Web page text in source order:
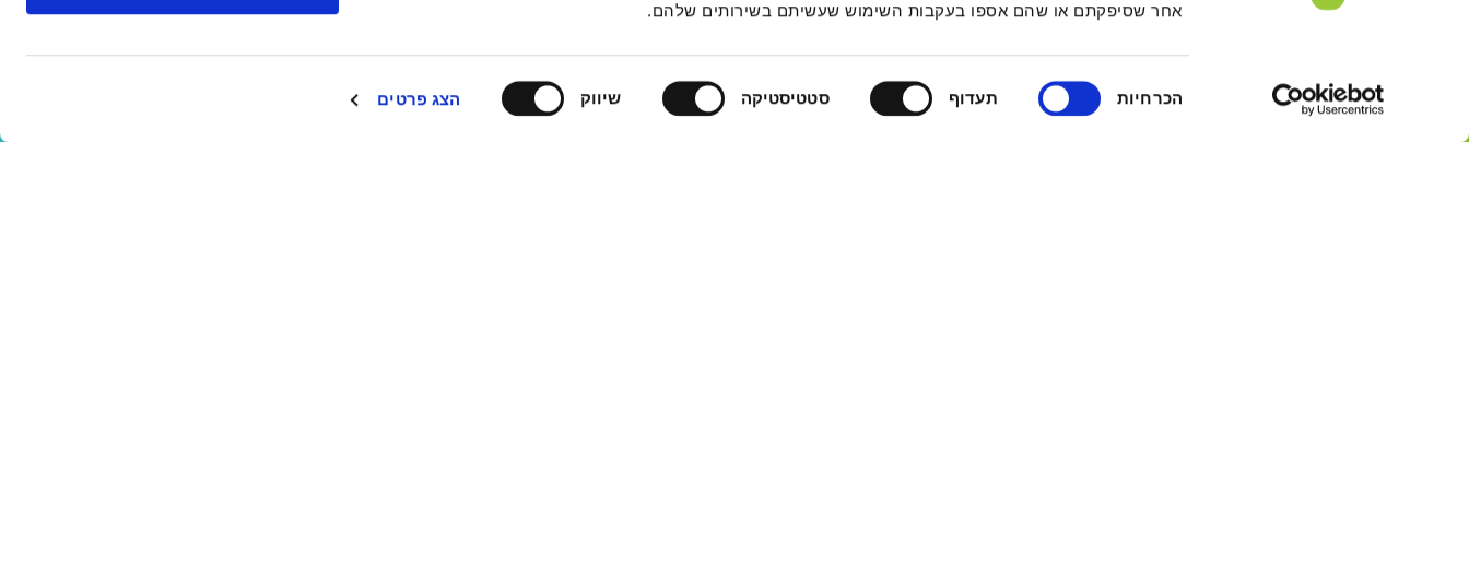
אחר שסיפקתם או שהם אספו בעקבות השימוש שעשיתם בשירותים שלהם.
הסכמה
הכרחיות תעדוף סטטיסטיקה שיווק הצג פרטים
יצירת קשר